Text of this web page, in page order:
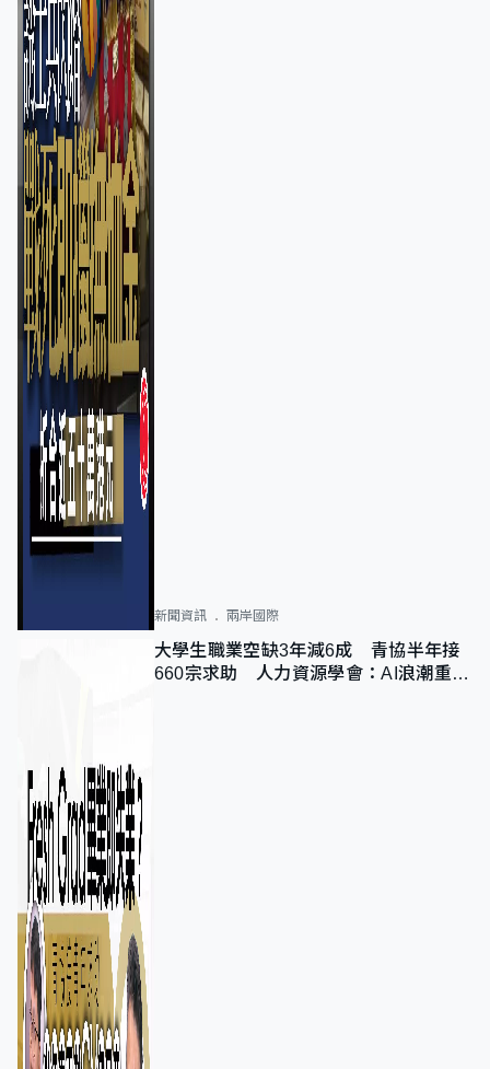
新聞資訊 兩岸國際
大學生職業空缺3年減6成 青協半年接
660宗求助 人力資源學會：AI浪潮重整